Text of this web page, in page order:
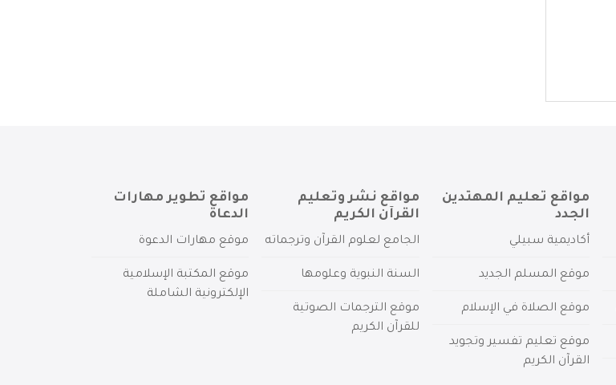
مواقع تعليم المهتدين
الجدد
أكاديمية سبيلي
موقع المسلم الجديد
موقع الصلاة في الإسلام
موقع تعليم تفسير وتجويد
القرآن الكريم
مواقع نشر وتعليم
القرآن الكريم
الجامع لعلوم القرآن وترجماته
السنة النبوية وعلومها
موقع الترجمات الصوتية
للقرآن الكريم
مواقع تطوير مهارات
الدعاة
موقع مهارات الدعوة
موقع المكتبة الإسلامية
الإلكترونية الشاملة